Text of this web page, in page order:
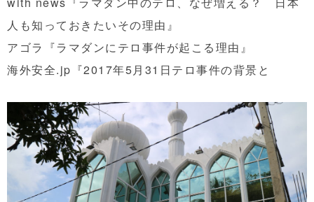
人も知っておきたいその理由』
アゴラ『ラマダンにテロ事件が起こる理由』
海外安全.jp『2017年5月31日テロ事件の背景と